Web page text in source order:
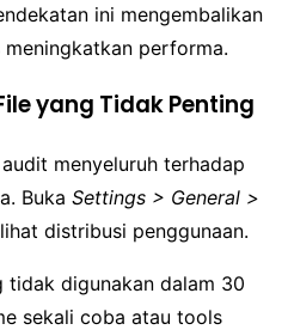
ini mengembalikan
performa.
yang Tidak Penting
menyeluruh terhadap
Buka Settings > General >
distribusi penggunaan.
digunakan dalam 30
sekali coba atau tools